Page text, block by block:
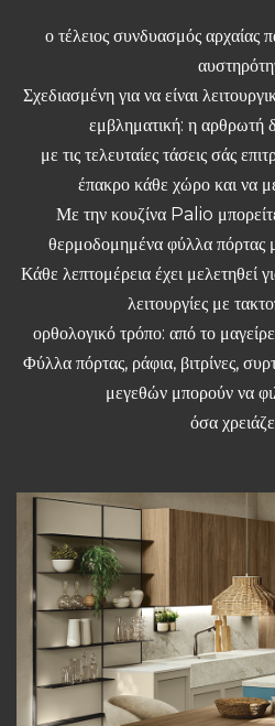
ο τέλειος συνδυασμός αρχαίας
Σχεδιασμένη για να είναι
εμβληματική: η
με τις τελευταίες τάσεις σάς
έπακρο κάθε χώρο και να
Με την κουζίνα Palio
θερμοδομημένα φύλλα πόρτας
Κάθε λεπτομέρεια έχει μελετηθεί
λειτουργίες με
ορθολογικό τρόπο: από το
Φύλλα πόρτας, ράφια, βιτρίνες,
μεγεθών μπορούν να
όσα